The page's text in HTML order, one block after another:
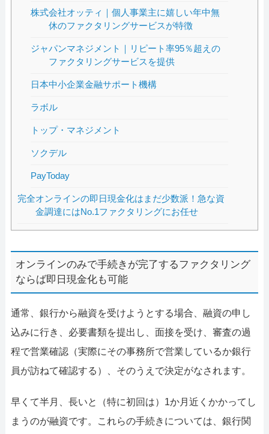
株式会社オッティ｜個人事業主に嬉しい年中無
休のファクタリングサービスが特徴
ジャパンマネジメント｜リピート率95％超えの
ファクタリングサービスを提供
日本中小企業金融サポート機構
ラボル
トップ・マネジメント
ソクデル
PayToday
完全オンラインの即日現金化はまだ少数派！急な資
金調達にはNo.1ファクタリングにお任せ
オンラインのみで手続きが完了するファクタリング
ならば即日現金化も可能
通常、銀行から融資を受けようとする場合、融資の申し
込みに行き、必要書類を提出し、面接を受け、審査の過
程で営業確認（実際にその事務所で営業しているか銀行
員が訪ねて確認する）、そのうえで決定がなされます。
早くて半月、長いと（特に初回は）1か月近くかかってし
まうのが融資です。これらの手続きについては、銀行関